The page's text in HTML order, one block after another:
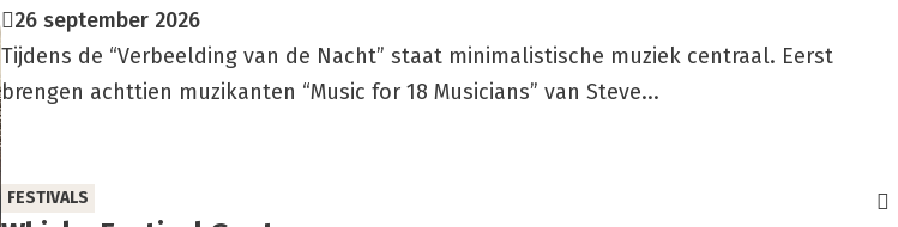
26 september 2026
Tijdens de “Verbeelding van de Nacht” staat minimalistische muziek centraal. Eerst
brengen achttien muzikanten “Music for 18 Musicians” van Steve...
FESTIVALS